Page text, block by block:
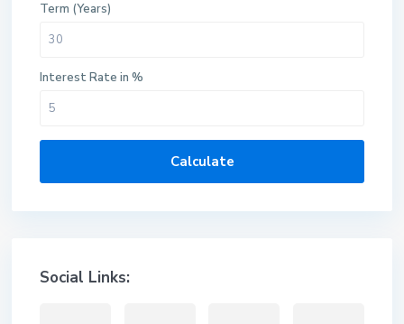
Term (Years)
Interest Rate in %
Calculate
Social Links: